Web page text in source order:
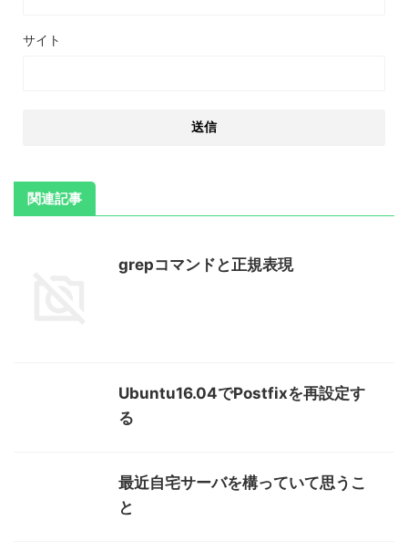
サイト
関連記事
grepコマンドと正規表現
Ubuntu16.04でPostfixを再設定す
る
最近自宅サーバを構っていて思うこ
と